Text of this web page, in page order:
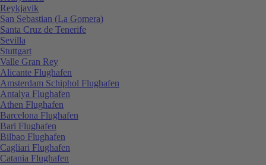
Reykjavik
San Sebastian (La Gomera)
Santa Cruz de Tenerife
Sevilla
Stuttgart
Valle Gran Rey
Alicante Flughafen
Amsterdam Schiphol Flughafen
Antalya Flughafen
Athen Flughafen
Barcelona Flughafen
Bari Flughafen
Bilbao Flughafen
Cagliari Flughafen
Catania Flughafen